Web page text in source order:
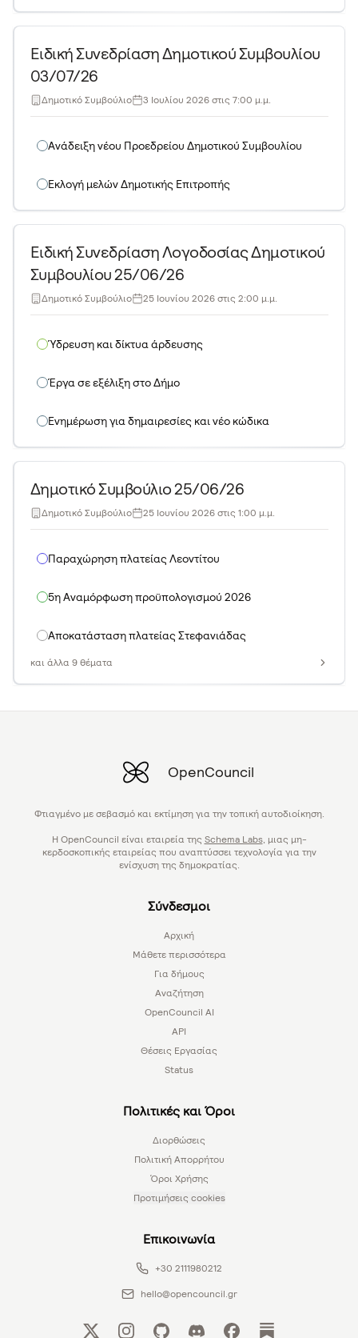
Ειδική Συνεδρίαση Δημοτικού Συμβουλίου
03/07/26
Δημοτικό Συμβούλιο 3 Ιουλίου 2026 στις 7:00 μ.μ.
Ανάδειξη νέου Προεδρείου Δημοτικού Συμβουλίου
Εκλογή μελών Δημοτικής Επιτροπής
Ειδική Συνεδρίαση Λογοδοσίας Δημοτικού
Συμβουλίου 25/06/26
Δημοτικό Συμβούλιο 25 Ιουνίου 2026 στις 2:00 μ.μ.
Ύδρευση και δίκτυα άρδευσης
Έργα σε εξέλιξη στο Δήμο
Ενημέρωση για δημαιρεσίες και νέο κώδικα
Δημοτικό Συμβούλιο 25/06/26
Δημοτικό Συμβούλιο 25 Ιουνίου 2026 στις 1:00 μ.μ.
Παραχώρηση πλατείας Λεοντίτου
5η Αναμόρφωση προϋπολογισμού 2026
Αποκατάσταση πλατείας Στεφανιάδας
και άλλα 9 θέματα
OpenCouncil
Φτιαγμένο με σεβασμό και εκτίμηση για την τοπική αυτοδιοίκηση.
Η OpenCouncil είναι εταιρεία της Schema Labs, μιας μη-
κερδοσκοπικής εταιρείας που αναπτύσσει τεχνολογία για την
ενίσχυση της δημοκρατίας.
Σύνδεσμοι
Αρχική
Μάθετε περισσότερα
Για δήμους
Αναζήτηση
OpenCouncil AI
API
Θέσεις Εργασίας
Status
Πολιτικές και Όροι
Διορθώσεις
Πολιτική Απορρήτου
Όροι Χρήσης
Προτιμήσεις cookies
Επικοινωνία
+30 2111980212
hello@opencouncil.gr